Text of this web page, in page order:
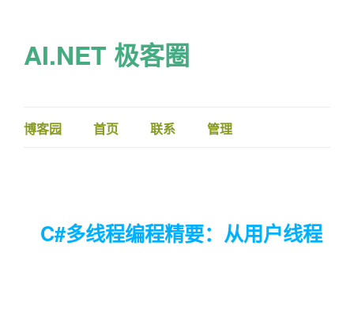
AI.NET 极客圈
博客园 首页 联系 管理
C#多线程编程精要：从用户线程